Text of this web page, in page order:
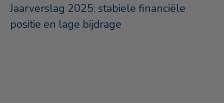
Jaarverslag 2025: stabiele financiële
positie en lage bijdrage